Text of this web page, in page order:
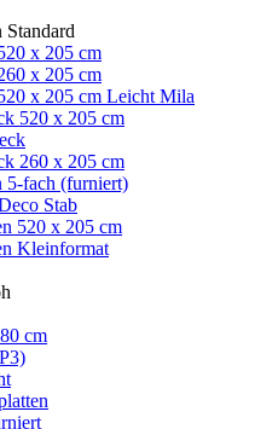
Standard
x 205 cm
x 205 cm
x 205 cm Leicht Mila
520 x 205 cm
260 x 205 cm
5-fach (furniert)
Stab
520 x 205 cm
Kleinformat
cm